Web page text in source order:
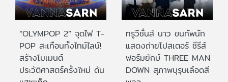
“OLYMPOP 2” จุดไฟ T-
POP สะเทือนทั้งไทม์ไลน์!
สร้างโมเมนต์
ประวัติศาสตร์ครั้งใหม่ ดัน
ทรูวิชั่นส์ นาว ขนทัพนัก
แสดงถ่ายโปสเตอร์ ซีรีส์
ฟอร์มยักษ์ THREE MAN
DOWN สุภาพบุรุษเลือดสี